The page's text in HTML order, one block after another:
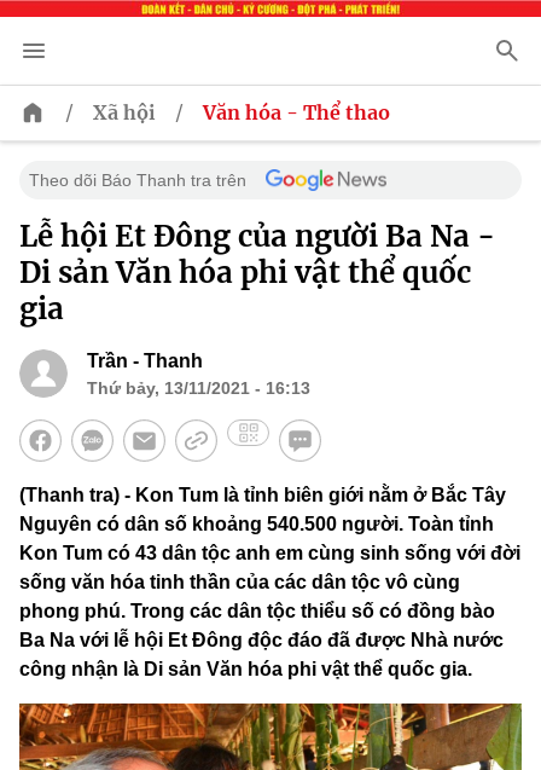
/ Xã hội / Văn hóa - Thể thao
Theo dõi Báo Thanh tra trên
Lễ hội Et Đông của người Ba Na -
Di sản Văn hóa phi vật thể quốc
gia
Trần - Thanh
Thứ bảy, 13/11/2021 - 16:13
(Thanh tra) - Kon Tum là tỉnh biên giới nằm ở Bắc Tây
Nguyên có dân số khoảng 540.500 người. Toàn tỉnh
Kon Tum có 43 dân tộc anh em cùng sinh sống với đời
sống văn hóa tinh thần của các dân tộc vô cùng
phong phú. Trong các dân tộc thiểu số có đồng bào
Ba Na với lễ hội Et Đông độc đáo đã được Nhà nước
công nhận là Di sản Văn hóa phi vật thể quốc gia.​